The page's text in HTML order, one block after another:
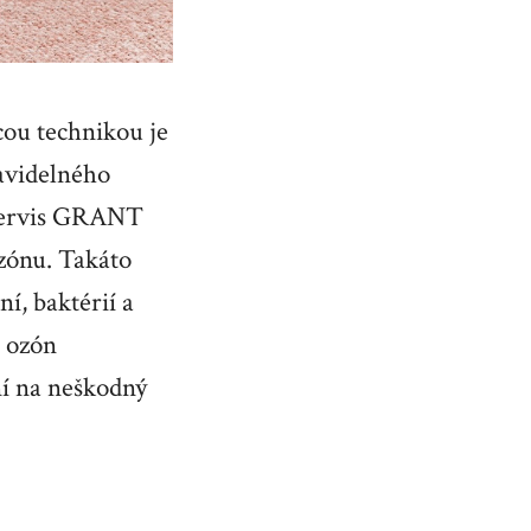
technikou je
GRANT
Takáto
baktérií a
na neškodný